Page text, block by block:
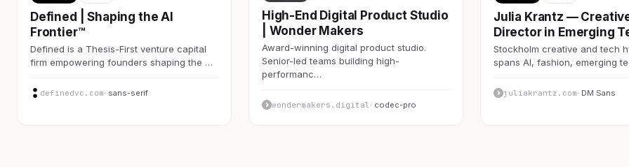
Defined | Shaping the AI
Frontier™
Defined is a Thesis-First venture capital
firm empowering founders shaping the …
definedvc.com· sans-serif
High-End Digital Product Studio
| Wonder Makers
Award-winning digital product studio.
Senior-led teams building high-
performanc…
wondermakers.digital · codec-pro
Julia Krantz —
Director in Emerging
Stockholm creative and tech
spans AI, fashion, emerging
juliakrantz.com· DM Sans